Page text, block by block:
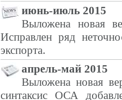
июнь-июль 2015
Выложена новая
Исправлен ряд
экспорта.
апрель-май 2015
Выложена новая
синтаксис ОСА